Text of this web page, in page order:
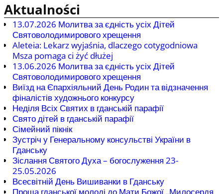
Aktualności
13.07.2026 Молитва за єдність усіх Дітей
Святоволодимирового хрещення
Aleteia: Lekarz wyjaśnia, dlaczego cotygodniowa
Msza pomaga ci żyć dłużej
13.06.2026 Молитва за єдність усіх Дітей
Святоволодимирового хрещення
Виїзд на Єпархіяльний День Родин та відзначення
фіналістів художнього конкурсу
Неділя Всіх Святих в гданській парафії
Свято дітей в гданській парафії
Сімейний пікнік
Зустріч у Генеральному консульстві України в
Гданську
Зіслання Святого Духа – богослуження 23-
25.05.2026
Всесвітній День Вишиванки в Гданську